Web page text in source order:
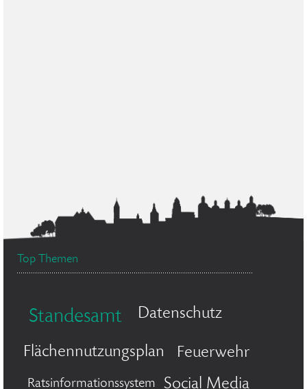
Top Themen
Standesamt Datenschutz
Flächennutzungsplan Feuerwehr
Ratsinformationssystem Social Media